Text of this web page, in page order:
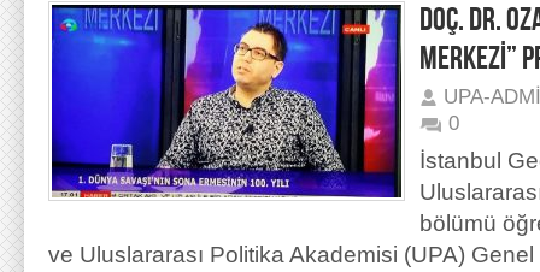
DOÇ. DR.
MERKEZİ”
UPA-
0
İstanbul
bölümü
ve Uluslararası Politika Akademisi (UPA)